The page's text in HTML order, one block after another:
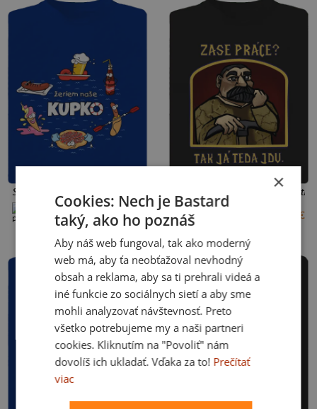
M L XL XXL 3XL
Slovenské kupko pánske športové tričko Royal Blue Mal
18 €
Zase práce? pánske športové
+8 farieb 18 €
×
Cookies: Nech je Bastard
taký, ako ho poznáš
Aby náš web fungoval, tak ako moderný
web má, aby ťa neobťažoval nevhodný
obsah a reklama, aby sa ti prehrali videá a
iné funkcie zo sociálnych sietí a aby sme
mohli analyzovať návštevnosť. Preto
všetko potrebujeme my a naši partneri
cookies. Kliknutím na "Povoliť" nám
dovolíš ich ukladať. Vďaka za to! Prečítať
viac